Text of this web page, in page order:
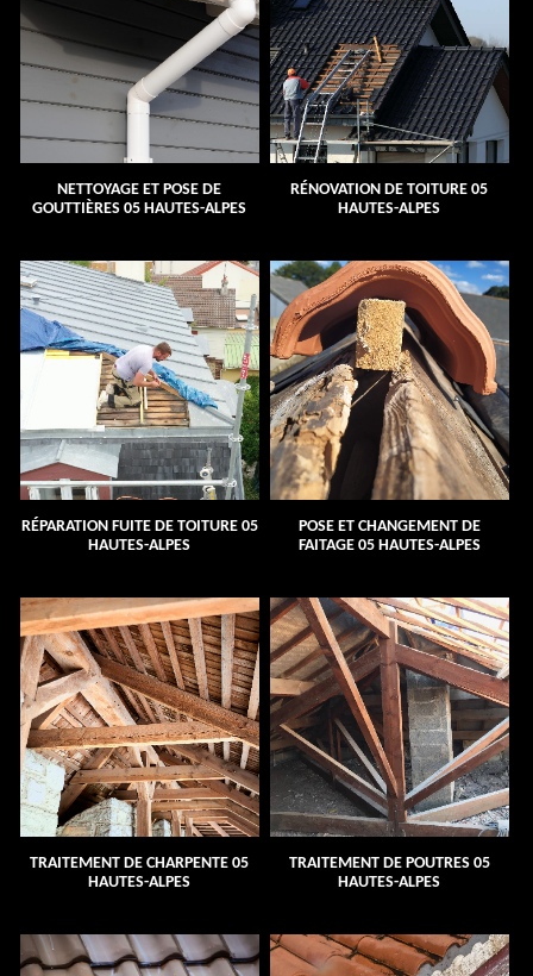
NETTOYAGE ET POSE DE
GOUTTIÈRES 05 HAUTES-ALPES
RÉNOVATION DE TOITURE 05
HAUTES-ALPES
RÉPARATION FUITE DE TOITURE 05
HAUTES-ALPES
POSE ET CHANGEMENT DE
FAITAGE 05 HAUTES-ALPES
TRAITEMENT DE CHARPENTE 05
HAUTES-ALPES
TRAITEMENT DE POUTRES 05
HAUTES-ALPES